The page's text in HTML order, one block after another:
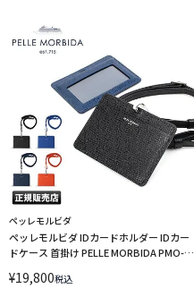
ペッレモルビダ
ペッレモルビダ IDカードホルダー IDカー
ドケース 首掛け PELLE MORBIDA PMO-
¥19,800税込